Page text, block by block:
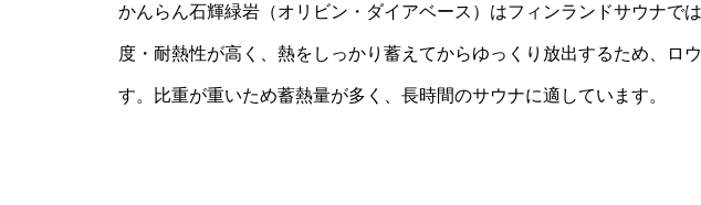
かんらん石輝緑岩（オリビン・ダイアベース）はフィンランドサウナで
度・耐熱性が高く、熱をしっかり蓄えてからゆっくり放出するため、ロ
す。比重が重いため蓄熱量が多く、長時間のサウナに適しています。